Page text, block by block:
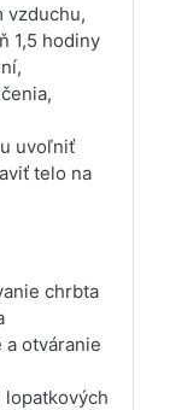
vzduchu,
1,5 hodiny
uvoľniť
telo na
chrbta
a otváranie
lopatkových